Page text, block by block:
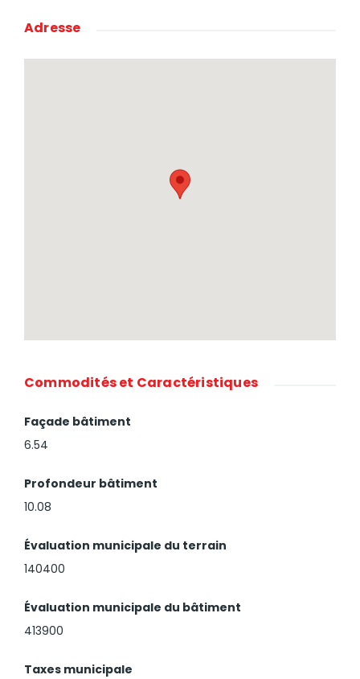
Adresse
Commodités et Caractéristiques
Façade bâtiment
6.54
Profondeur bâtiment
10.08
Évaluation municipale du terrain
140400
Évaluation municipale du bâtiment
413900
Taxes municipale